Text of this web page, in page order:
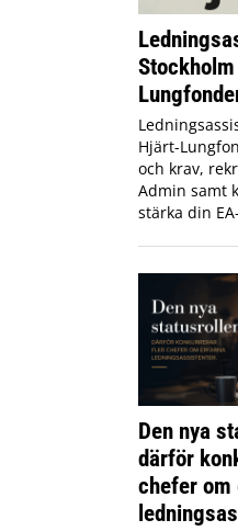
Hjärt-
och krav,
Admin samt
stärka din
Den nya
därför
chefer om